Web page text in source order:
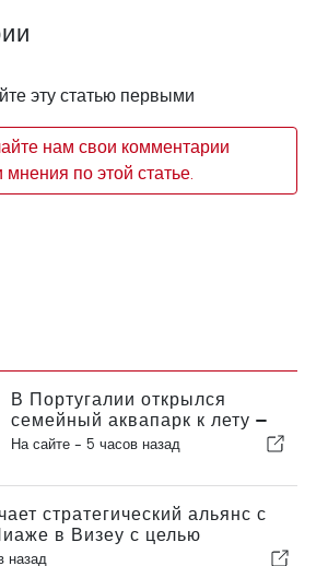
эту статью первыми
нам свои комментарии
мнения по этой статье.
В Португалии открылся
семейный аквапарк к лету —
билеты стоят 2 евро
На сайте - 5 часов назад
стратегический альянс с
в Визеу с целью
для авиационной
назад